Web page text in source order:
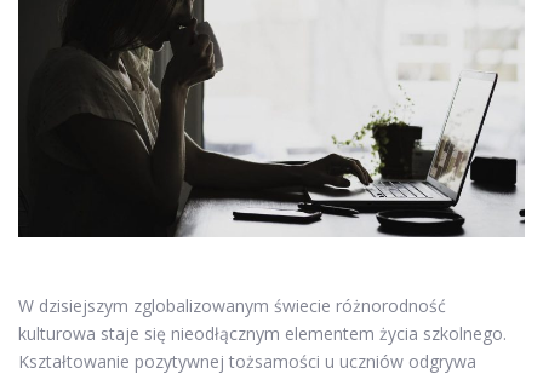
W dzisiejszym zglobalizowanym świecie różnorodność
kulturowa staje się nieodłącznym elementem życia szkolnego.
Kształtowanie pozytywnej tożsamości u uczniów odgrywa